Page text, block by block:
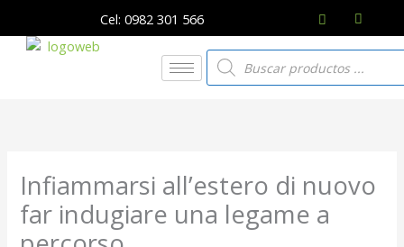
contenido
Cel: 0982 301 566
Búsqueda
de
productos
Infiammarsi all’estero di nuovo
far indugiare una legame a